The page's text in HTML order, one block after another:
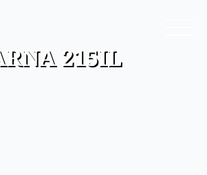
215IL